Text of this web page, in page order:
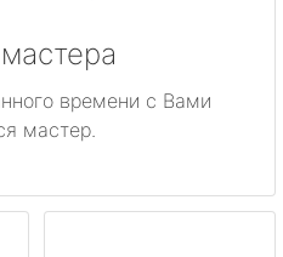
времени с Вами
мастер.